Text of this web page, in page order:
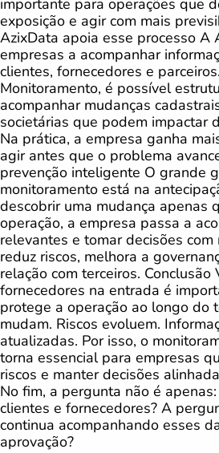
importante para operações que
exposição e agir com mais
AzixData apoia esse processo A
empresas a acompanhar
clientes, fornecedores e
Monitoramento, é possível
acompanhar mudanças
societárias que podem impactar
Na prática, a empresa ganha
agir antes que o problema
prevenção inteligente O grande
monitoramento está na
descobrir uma mudança apenas
operação, a empresa passa a
relevantes e tomar decisões
reduz riscos, melhora a
relação com terceiros. Conclusão
fornecedores na entrada é
protege a operação ao longo do
mudam. Riscos evoluem.
atualizadas. Por isso, o
torna essencial para empresas
riscos e manter decisões
No fim, a pergunta não é
clientes e fornecedores? A
continua acompanhando esses
aprovação?